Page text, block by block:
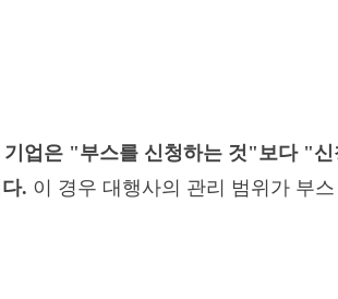
기업은 "부스를 신청하는 것"보다 "신
. 이 경우 대행사의 관리 범위가 부